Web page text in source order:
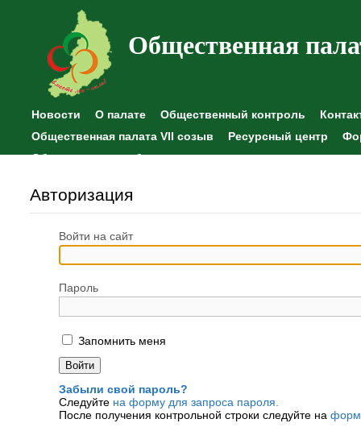
Общественная
Новости О палате Общественный контроль
Общественная палата VII созыв
Ресурсный центр
Общественные наблюдения
Авторизация
Войти на сайт
Пароль
Запомнить меня
Забыли свой пароль?
Следуйте на форму для запроса пароля.
После получения контрольной строки следуйте на